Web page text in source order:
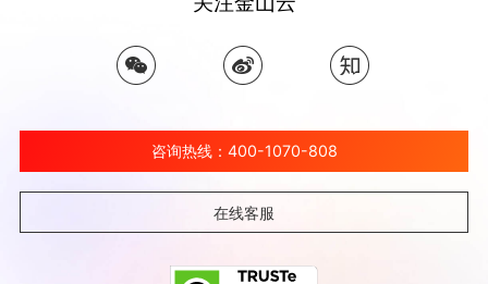
咨询热线：400-1070-808
在线客服